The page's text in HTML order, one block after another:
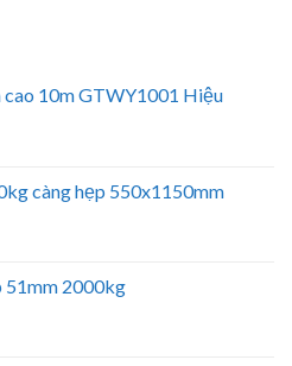
cao 10m GTWY1001 Hiệu
càng hẹp 550x1150mm
51mm 2000kg